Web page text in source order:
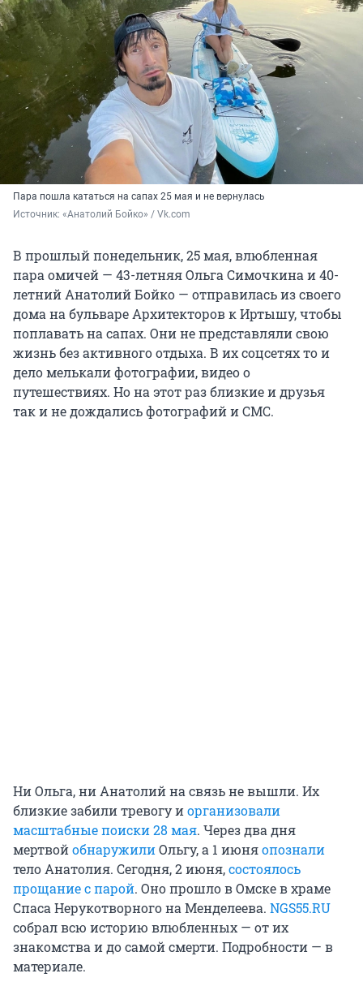
Пара пошла кататься на сапах 25 мая и не вернулась
Источник: «Анатолий Бойко» / Vk.com
В прошлый понедельник, 25 мая, влюбленная
пара омичей — 43-летняя Ольга Симочкина и 40-
летний Анатолий Бойко — отправилась из своего
дома на бульваре Архитекторов к Иртышу, чтобы
поплавать на сапах. Они не представляли свою
жизнь без активного отдыха. В их соцсетях то и
дело мелькали фотографии, видео о
путешествиях. Но на этот раз близкие и друзья
так и не дождались фотографий и СМС.
Ни Ольга, ни Анатолий на связь не вышли. Их
близкие забили тревогу иорганизовали
масштабные поиски 28 мая. Через два дня
мертвойобнаружилиОльгу, а 1 июняопознали
тело Анатолия. Сегодня, 2 июня,состоялось
прощание с парой. Оно прошло в Омске в храме
Спаса Нерукотворного на Менделеева. NGS55.RU
собрал всю историю влюбленных — от их
знакомства и до самой смерти. Подробности — в
материале.